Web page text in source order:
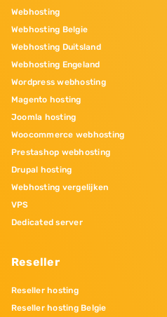
Webhosting
Webhosting Belgie
Webhosting Duitsland
Webhosting Engeland
Wordpress webhosting
Magento hosting
Joomla hosting
Woocommerce webhosting
Prestashop webhosting
Drupal hosting
Webhosting vergelijken
VPS
Dedicated server
Reseller
Reseller hosting
Reseller hosting Belgie